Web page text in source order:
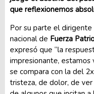
que reflexionemos
Por su parte el dirigente
nacional de Fuerza
expresó que “la
impresionante, estamos
se compara con la del
tristeza, de dolor, de